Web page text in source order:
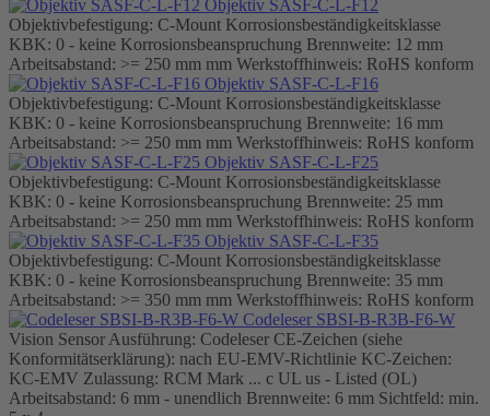
Objektiv SASF-C-L-F12
Objektivbefestigung: C-Mount Korrosionsbeständigkeitsklasse
KBK: 0 - keine Korrosionsbeanspruchung Brennweite: 12 mm
Arbeitsabstand: >= 250 mm mm Werkstoffhinweis: RoHS konform
Objektiv SASF-C-L-F16
Objektivbefestigung: C-Mount Korrosionsbeständigkeitsklasse
KBK: 0 - keine Korrosionsbeanspruchung Brennweite: 16 mm
Arbeitsabstand: >= 250 mm mm Werkstoffhinweis: RoHS konform
Objektiv SASF-C-L-F25
Objektivbefestigung: C-Mount Korrosionsbeständigkeitsklasse
KBK: 0 - keine Korrosionsbeanspruchung Brennweite: 25 mm
Arbeitsabstand: >= 250 mm mm Werkstoffhinweis: RoHS konform
Objektiv SASF-C-L-F35
Objektivbefestigung: C-Mount Korrosionsbeständigkeitsklasse
KBK: 0 - keine Korrosionsbeanspruchung Brennweite: 35 mm
Arbeitsabstand: >= 350 mm mm Werkstoffhinweis: RoHS konform
Codeleser SBSI-B-R3B-F6-W
Vision Sensor Ausführung: Codeleser CE-Zeichen (siehe
Konformitätserklärung): nach EU-EMV-Richtlinie KC-Zeichen:
KC-EMV Zulassung: RCM Mark ... c UL us - Listed (OL)
Arbeitsabstand: 6 mm - unendlich Brennweite: 6 mm Sichtfeld: min.